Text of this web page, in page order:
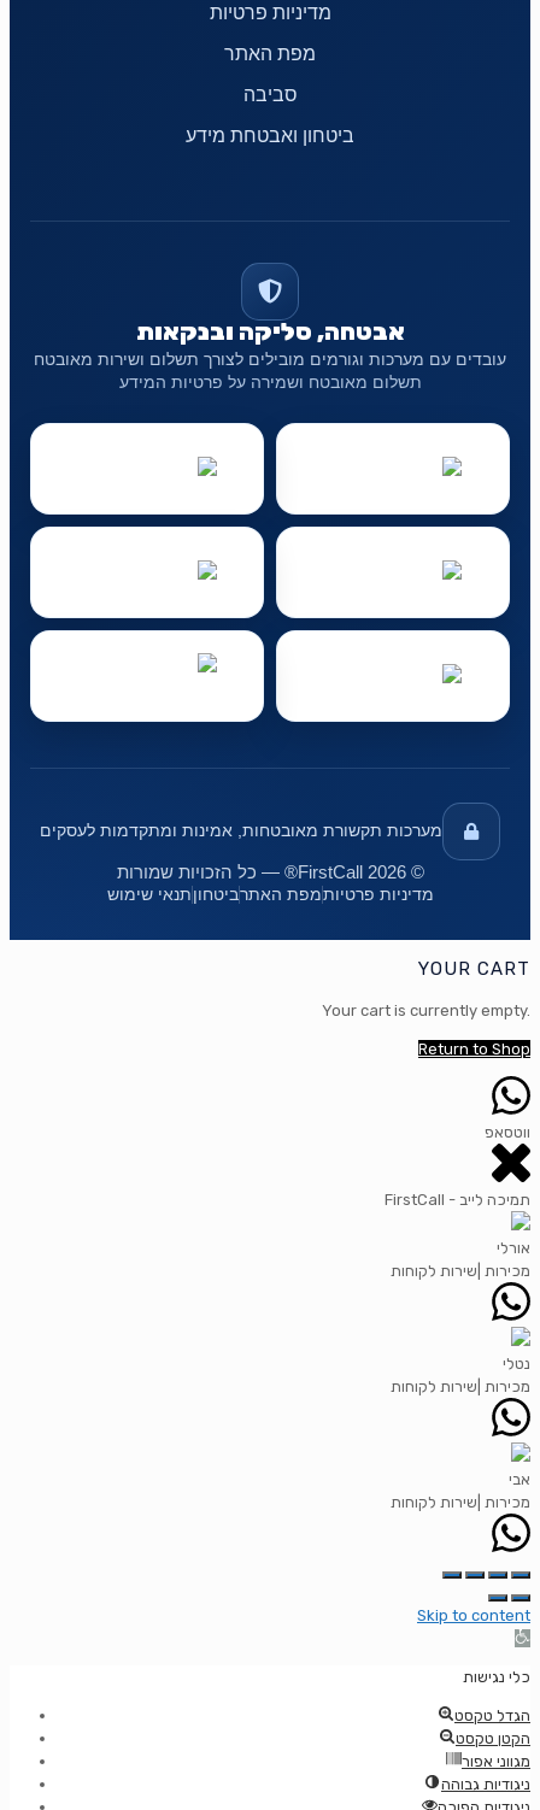
מדיניות פרטיות
מפת האתר
סביבה
ביטחון ואבטחת מידע
אבטחה, סליקה ובנקאות
עובדים עם מערכות וגורמים מובילים לצורך תשלום ושירות מאובטח
תשלום מאובטח ושמירה על פרטיות המידע
מערכות תקשורת מאובטחות, אמינות ומתקדמות לעסקים
© 2026 FirstCall® — כל הזכויות שמורות
מדיניות פרטיותמפת האתרביטחוןתנאי שימוש
YOUR CART
Your cart is currently empty.
Return to Shop
ווטסאפ
FirstCall - תמיכה לייב
אורלי
מכירות |שירות לקוחות
נטלי
מכירות |שירות לקוחות
אבי
מכירות |שירות לקוחות
Skip to content
כלי נגישות
הגדל טקסט
הקטן טקסט
מגווני אפור
ניגודיות גבוהה